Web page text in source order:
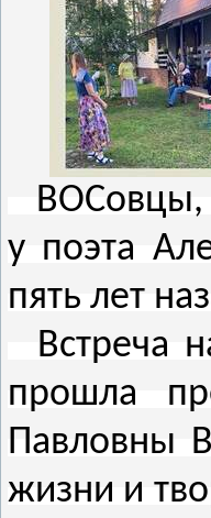
ВОСовцы,
у поэта
пять лет
Встреча
прошла
Павловны
жизни и